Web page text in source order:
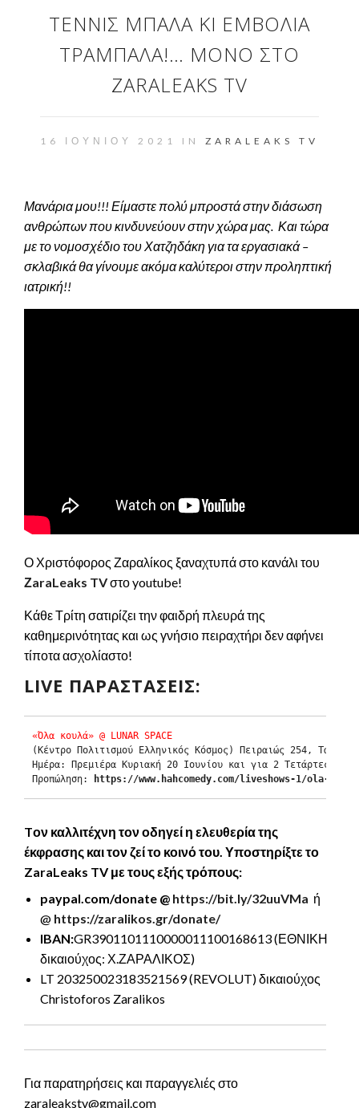
ΤΈΝΝΙΣ ΜΠΆΛΑ ΚΙ ΕΜΒΌΛΙΑ
ΤΡΑΜΠΆΛΑ!… ΜΌΝΟ ΣΤΟ
ZARALEAKS TV
16 ΙΟΥΝΊΟΥ 2021 IN ZARALEAKS TV
Μανάρια μου!!! Είμαστε πολύ μπροστά στην διάσωση
ανθρώπων που κινδυνεύουν στην χώρα μας. Και τώρα
με το νομοσχέδιο του Χατζηδάκη για τα εργασιακά –
σκλαβικά θα γίνουμε ακόμα καλύτεροι στην προληπτική
ιατρική!!
Ο Χριστόφορος Ζαραλίκος ξαναχτυπά στο κανάλι του
ΖaraLeaks TVστο youtube!
Κάθε Τρίτη σατιρίζει την φαιδρή πλευρά της
καθημερινότητας και ως γνήσιο πειραχτήρι δεν αφήνει
τίποτα ασχολίαστο!
LIVE ΠΑΡΑΣΤΆΣΕΙΣ:
«Όλα κουλά» @ LUNAR SPACE
(Κέντρο Πολιτισμού Ελληνικός Κόσμος) Πειραιώς 254, Ταύρος.
Ημέρα: Πρεμιέρα Κυριακή 20 Ιουνίου και για 2 Τετάρτες 23
Προπώληση:
https://www.hahcomedy.com/liveshows-1/ola-koula
Tον καλλιτέχνη τον οδηγεί η ελευθερία της
έκφρασης και τον ζεί το κοινό του. Υποστηρίξτε το
ZaraLeaks TV με τους εξής τρόπους:
paypal.com/donate @ https://bit.ly/32uuVMa ή
@ https://zaralikos.gr/donate/
IBAN:GR3901101110000011100168613(ΕΘΝΙΚΗ
δικαιούχος: Χ.ΖΑΡΑΛΙΚΟΣ)
LT 203250023183521569 (REVOLUT) δικαιούχος
Christoforos Zaralikos
Για παρατηρήσεις και παραγγελιές στο
zaraleakstv@gmail.com